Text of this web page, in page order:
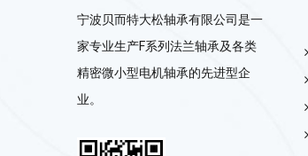
宁波贝而特大松轴承有限公司是一
家专业生产F系列法兰轴承及各类
精密微小型电机轴承的先进型企
业。